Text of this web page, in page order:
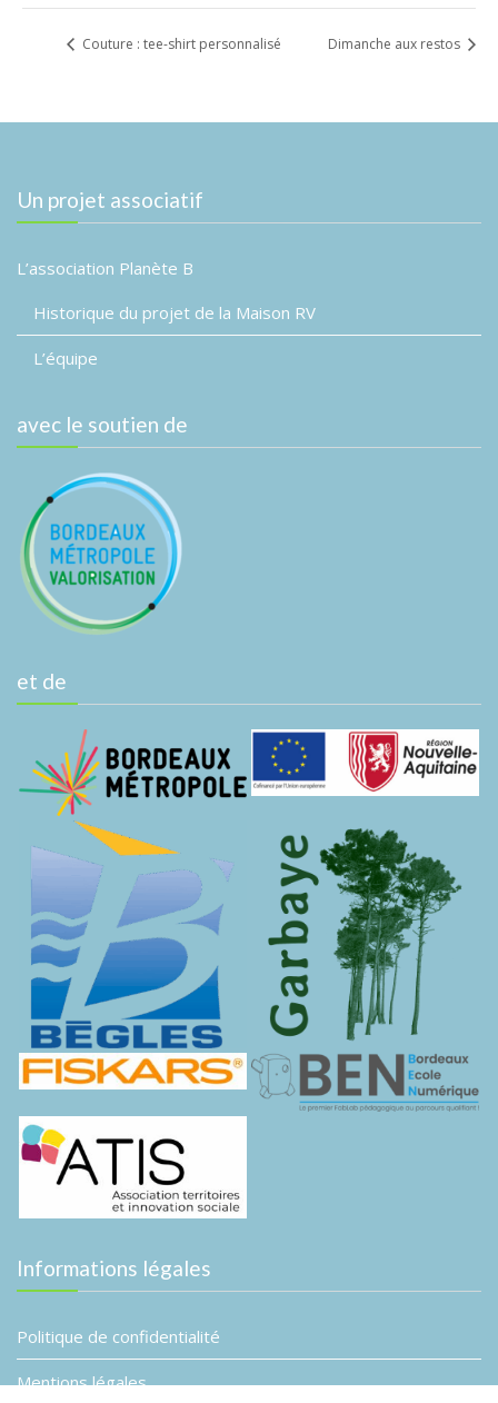
Couture : tee-shirt personnalisé Dimanche aux restos
Un projet associatif
L’association Planète B
Historique du projet de la Maison RV
L’équipe
avec le soutien de
et de
Informations légales
Politique de confidentialité
Mentions légales